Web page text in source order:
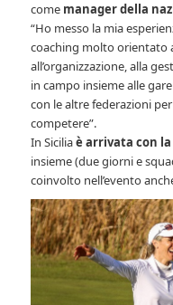
come manager della
“Ho messo la mia
coaching molto orientato
all’organizzazione, alla
in campo insieme alle
con le altre federazioni
competere”.
In Siciliaè arrivata con
insieme (due giorni e
coinvolto nell’evento